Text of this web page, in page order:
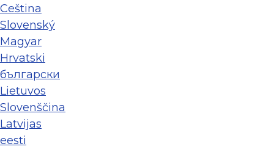
Ceština
Slovenský
Magyar
Hrvatski
български
Lietuvos
Slovenščina
Latvijas
eesti